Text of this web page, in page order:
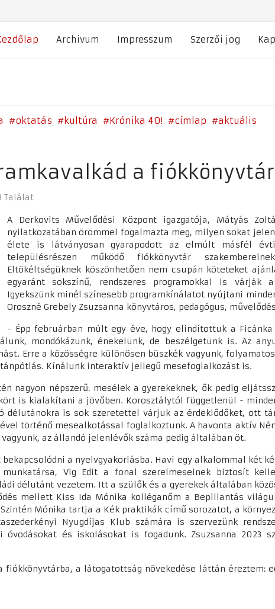
Archivum Impresszum Szerzői jog
oktatás kultúra Krónika 40! címlap aktuális
a
Találat
A Derkovits Művelődési Központ igazgatója, Mátyás
nyilatkozatában örömmel fogalmazta meg, milyen sokat
élete is látványosan gyarapodott az elmúlt másfél
településrészen működő fiókkönyvtár
Eltökéltségüknek köszönhetően nem csupán köteteket
egyaránt sokszínű, rendszeres programokkal is várják
Igyekszünk minél színesebb programkínálatot nyújtani
Oroszné Grebely Zsuzsanna könyvtáros, pedagógus,
- Épp februárban múlt egy éve, hogy elindítottuk a
mondókázunk, énekelünk, de beszélgetünk is. Az
Erre a közösségre különösen büszkék vagyunk,
Kínálunk interaktív jellegű mesefoglalkozást is.
nagyon népszerű: mesélek a gyerekeknek, ők pedig
is kialakítani a jövőben. Korosztálytól függetlenül -
délutánokra is sok szeretettel várjuk az érdeklődőket, ott
történő mesealkotással foglalkoztunk. A havonta aktív
az állandó jelenlévők száma pedig általában öt.
a nyelvgyakorlásba. Havi egy alkalommal két
munkatársa, Vig Edit a fonal szerelmeseinek biztosít
délutánt vezetem. Itt a szülők és a gyerekek általában
mellett Kiss Ida Mónika kolléganőm a Bepillantás
Mónika tartja a Kék praktikák című sorozatot, a
Nyugdíjas Klub számára is szervezünk
és iskolásokat is fogadunk. Zsuzsanna 2023
a látogatottság növekedése láttán éreztem: